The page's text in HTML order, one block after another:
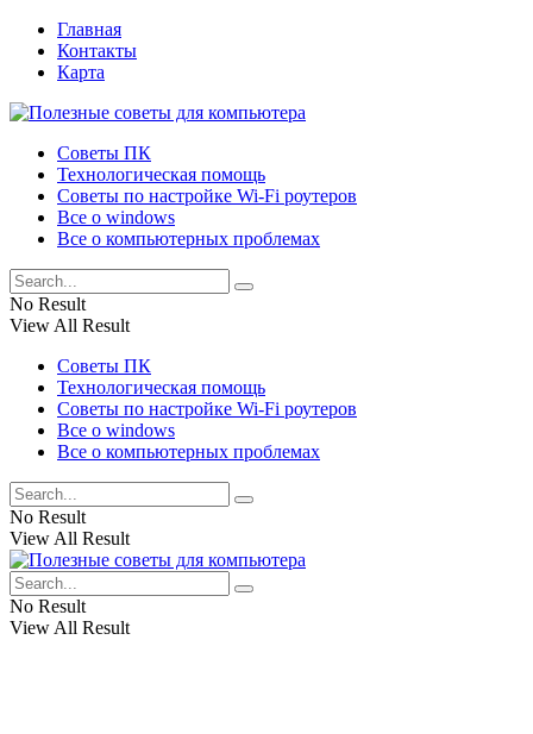
Главная
Контакты
Карта
Советы ПК
Технологическая помощь
Советы по настройке Wi-Fi роутеров
Все о windows
Все о компьютерных проблемах
No Result
View All Result
Советы ПК
Технологическая помощь
Советы по настройке Wi-Fi роутеров
Все о windows
Все о компьютерных проблемах
No Result
View All Result
No Result
View All Result